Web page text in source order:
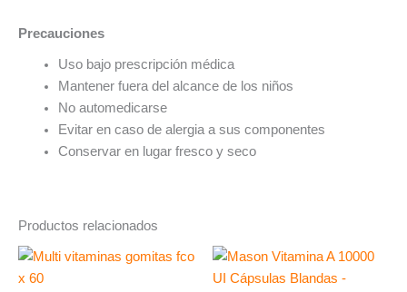
Precauciones
Uso bajo prescripción médica
Mantener fuera del alcance de los niños
No automedicarse
Evitar en caso de alergia a sus componentes
Conservar en lugar fresco y seco
Productos relacionados